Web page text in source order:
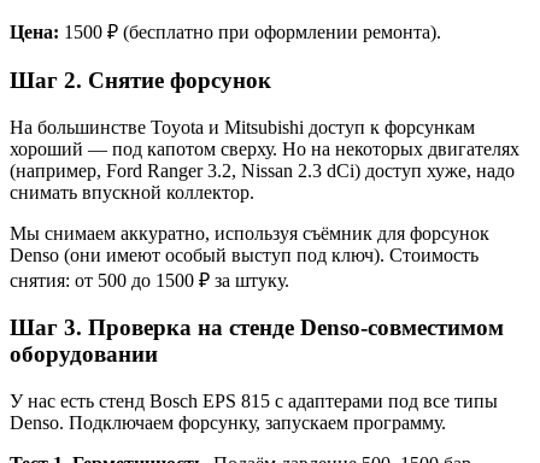
Цена: 1500 ₽ (бесплатно при оформлении ремонта).
Шаг 2. Снятие форсунок
На большинстве Toyota и Mitsubishi доступ к форсункам
хороший — под капотом сверху. Но на некоторых двигателях
(например, Ford Ranger 3.2, Nissan 2.3 dCi) доступ хуже, надо
снимать впускной коллектор.
Мы снимаем аккуратно, используя съёмник для форсунок
Denso (они имеют особый выступ под ключ). Стоимость
снятия: от 500 до 1500 ₽ за штуку.
Шаг 3. Проверка на стенде Denso-совместимом
оборудовании
У нас есть стенд Bosch EPS 815 с адаптерами под все типы
Denso. Подключаем форсунку, запускаем программу.